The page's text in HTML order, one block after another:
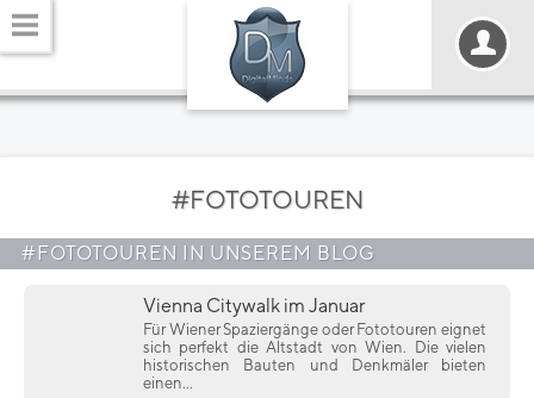
#FOTOTOUREN
#FOTOTOUREN IN UNSEREM BLOG
Vienna Citywalk im Januar
Für Wiener Spaziergänge oder Fototouren eignet
sich perfekt die Altstadt von Wien. Die vielen
historischen Bauten und Denkmäler bieten
einen...